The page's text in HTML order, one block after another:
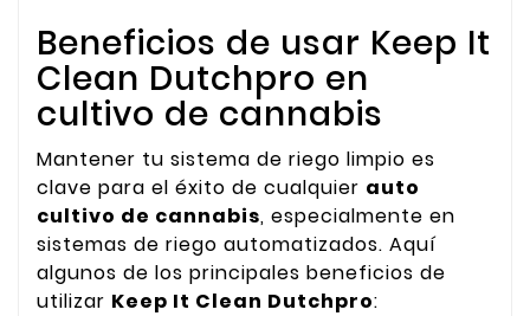
Beneficios de usar Keep It
Clean Dutchpro en
cultivo de cannabis
Mantener tu sistema de riego limpio es
clave para el éxito de cualquier auto
cultivo de cannabis, especialmente en
sistemas de riego automatizados. Aquí
algunos de los principales beneficios de
utilizar Keep It Clean Dutchpro: